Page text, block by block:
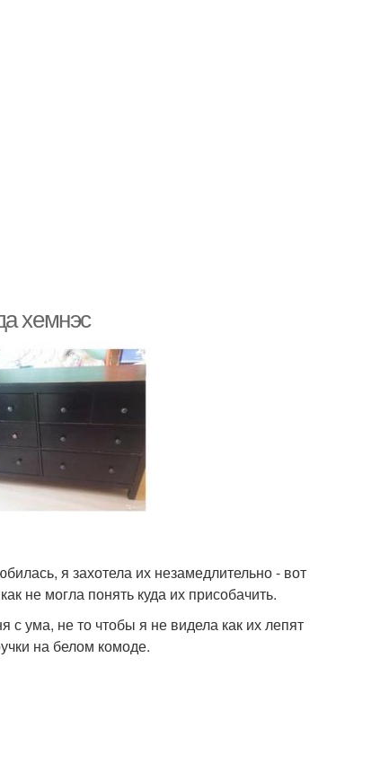
хемнэс
я захотела их незамедлительно - вот
не могла понять куда их присобачить.
ума, не то чтобы я не видела как их лепят
на белом комоде.